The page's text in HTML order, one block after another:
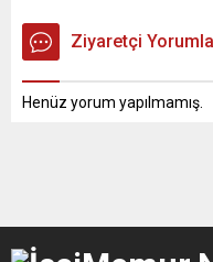
Ziyaretçi
Henüz yorum yapılmamış.